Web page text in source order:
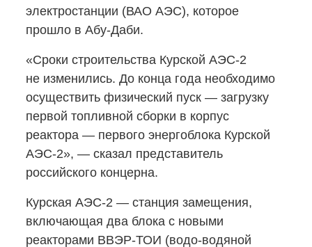
электростанции (ВАО АЭС), которое
прошло в Абу-Даби.
«Сроки строительства Курской АЭС-2
не изменились. До конца года необходимо
осуществить физический пуск — загрузку
первой топливной сборки в корпус
реактора — первого энергоблока Курской
АЭС-2», — сказал представитель
российского концерна.
Курская АЭС-2 — станция замещения,
включающая два блока с новыми
реакторами ВВЭР-ТОИ (водо-водяной